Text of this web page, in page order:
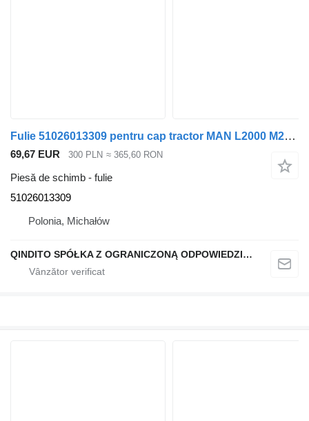
Fulie 51026013309 pentru cap tractor MAN L2000 M2000
69,67 EUR 300 PLN ≈ 365,60 RON
Piesă de schimb - fulie
51026013309
Polonia, Michałów
QINDITO SPÓŁKA Z OGRANICZONĄ ODPOWIEDZIALNOŚCIĄ